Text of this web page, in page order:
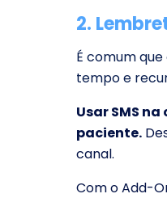
2.
É comum
tempo e
Usar SMS
paciente.
canal.
Com o Add-